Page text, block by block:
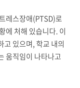
레스장애(PTSD)로
에 처해 있습니다. 이
고 있으며, 학교 내의
움직임이 나타나고